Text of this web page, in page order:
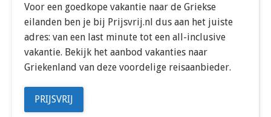
Voor een goedkope vakantie naar de Griekse
eilanden ben je bij Prijsvrij.nl dus aan het juiste
adres: van een last minute tot een all-inclusive
vakantie. Bekijk het aanbod vakanties naar
Griekenland van deze voordelige reisaanbieder.
PRIJSVRIJ